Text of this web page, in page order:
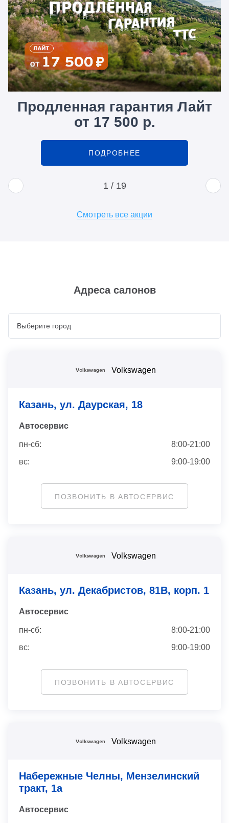
Продленная гарантия Лайт
от 17 500 р.
ПОДРОБНЕЕ
1 / 19
Смотреть все акции
Адреса салонов
Volkswagen
Казань, ул. Даурская, 18
Автосервис
пн-сб:
8:00-21:00
вс:
9:00-19:00
ПОЗВОНИТЬ В АВТОСЕРВИС
Volkswagen
Казань, ул. Декабристов, 81В, корп. 1
Автосервис
пн-сб:
8:00-21:00
вс:
9:00-19:00
ПОЗВОНИТЬ В АВТОСЕРВИС
Volkswagen
Набережные Челны, Мензелинский
тракт, 1а
Автосервис